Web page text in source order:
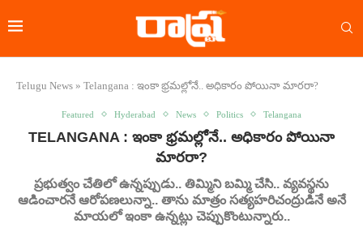
Telugu News » Telangana : ఇంకా భ్రమల్లోనే.. అధికారం పోయినా మారరా?
Featured Hyderabad News Politics Telangana
TELANGANA : ఇంకా భ్రమల్లోనే.. అధికారం పోయినా
మారరా?
ప్రభుత్వం చేతిలో ఉన్నప్పుడు.. తిమ్మిని బమ్మి చేసి.. వ్యవస్థను
ఆడించారనే ఆరోపణలున్నా.. తాను మాత్రం సత్యహరిచంద్రుడినే అనే
మాయలో ఇంకా ఉన్నట్లు చెప్పుకొంటున్నారు..